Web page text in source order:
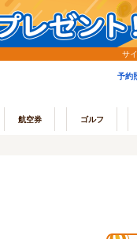
サ
予約
航空券 ゴルフ